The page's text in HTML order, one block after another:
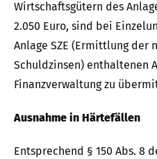
Wirtschaftsgütern des
2.050 Euro, sind bei
Anlage SZE (Ermittlung der
Schuldzinsen) enthaltenen
Finanzverwaltung zu
Ausnahme in Härtefällen
Entsprechend § 150 Abs. 8